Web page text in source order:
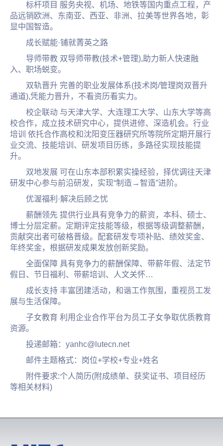
标杆项目 服务央视、机场、地铁等国内重点工程，产
品远销欧洲、东南亚、西亚、非洲、拉美等世界各地，彰
显中国智造。
成长赋能·铺就菁英之路
导师带教 双导师带教(技术+管理),助力新人快速融
入、职场蜕变。
双轨晋升 完善的职业发展体系(技术岗/管理岗双晋升
通道),凭能力晋升，不看资历看实力。
校企联动 与天津大学、大连理工大学、山东大学等高
校合作，成立技术研究中心，提供进修、深造机会。行业
培训 依托合作高校和沈阳变压器研究所等院所定期开展行
业交流、技能培训、研发项目历练，多路径实现技能提
升。
双地发展 可在山东本部积累实操经验，择优调往天津
研发中心参与前沿研发，实现“制造→智造”进阶。
优渥福利·解决后顾之忧
薪酬领先 提供行业具有竞争力的薪资，本科、硕士、
博士分层定薪。定期评定技能等级，根据等级调整薪酬，
贡献突出者可破格晋级。配套研发专项补贴、绩效奖金、
年终奖金，根据研发成果发放创新奖励。
全面保障 具有竞争力的薪酬保障、带薪年假、法定节
假日、节日福利、带薪培训、人文关怀…
成长支持 丰富团建活动，和谐工作氛围，重视员工发
展与生活保障。
子女教育 利用企业合作平台为员工子女争取优质教育
资源。
投递邮箱：yanhc@lutecn.net
邮件主题格式：岗位+学校+专业+姓名
附件要求:个人简历(附成绩单、获奖证书、项目经历
等相关材料)